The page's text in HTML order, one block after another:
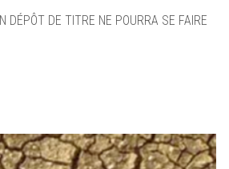
DÉPÔT DE TITRE NE POURRA SE FAIRE